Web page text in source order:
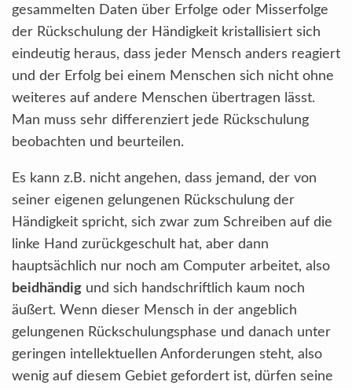
gesammelten Daten über Erfolge oder Misserfolge
der Rückschulung der Händigkeit kristallisiert sich
eindeutig heraus, dass jeder Mensch anders reagiert
und der Erfolg bei einem Menschen sich nicht ohne
weiteres auf andere Menschen übertragen lässt.
Man muss sehr differenziert jede Rückschulung
beobachten und beurteilen.
Es kann z.B. nicht angehen, dass jemand, der von
seiner eigenen gelungenen Rückschulung der
Händigkeit spricht, sich zwar zum Schreiben auf die
linke Hand zurückgeschult hat, aber dann
hauptsächlich nur noch am Computer arbeitet, also
beidhändig und sich handschriftlich kaum noch
äußert. Wenn dieser Mensch in der angeblich
gelungenen Rückschulungsphase und danach unter
geringen intellektuellen Anforderungen steht, also
wenig auf diesem Gebiet gefordert ist, dürfen seine